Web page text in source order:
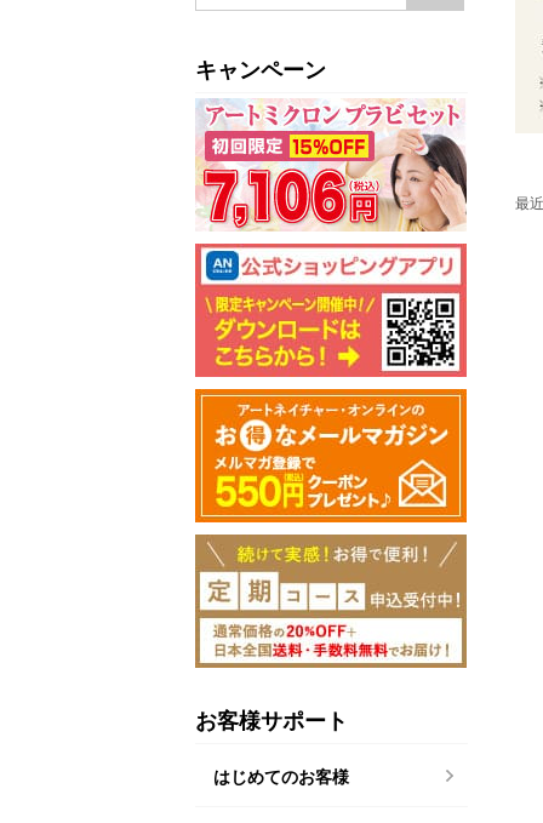
最
キャンペーン
お客様サポート
はじめてのお客様